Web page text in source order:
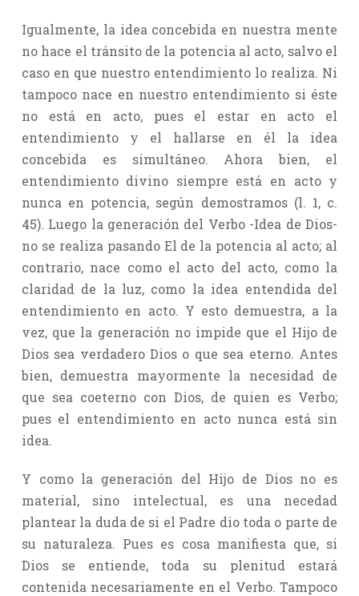
Igualmente, la idea concebida en nuestra mente
no hace el tránsito de la potencia al acto, salvo el
caso en que nuestro entendimiento lo realiza. Ni
tampoco nace en nuestro entendimiento si éste
no está en acto, pues el estar en acto el
entendimiento y el hallarse en él la idea
concebida es simultáneo. Ahora bien, el
entendimiento divino siempre está en acto y
nunca en potencia, según demostramos (l. 1, c.
45). Luego la generación del Verbo -Idea de Dios-
no se realiza pasando El de la potencia al acto; al
contrario, nace como el acto del acto, como la
claridad de la luz, como la idea entendida del
entendimiento en acto. Y esto demuestra, a la
vez, que la generación no impide que el Hijo de
Dios sea verdadero Dios o que sea eterno. Antes
bien, demuestra mayormente la necesidad de
que sea coeterno con Dios, de quien es Verbo;
pues el entendimiento en acto nunca está sin
idea.
Y como la generación del Hijo de Dios no es
material, sino intelectual, es una necedad
plantear la duda de si el Padre dio toda o parte de
su naturaleza. Pues es cosa manifiesta que, si
Dios se entiende, toda su plenitud estará
contenida necesariamente en el Verbo. Tampoco